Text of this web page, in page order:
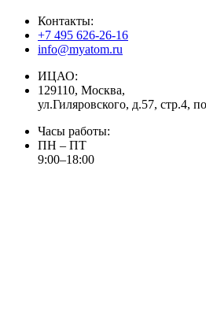
Контакты:
+7 495 626-26-16
info@myatom.ru
ИЦАО:
129110, Москва,
ул.Гиляровского, д.57, стр.4,
Часы работы:
ПН – ПТ
9:00–18:00